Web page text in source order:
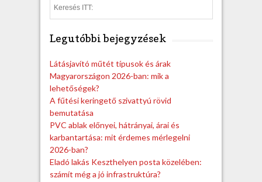
e
Legutóbbi bejegyzések
Látásjavító műtét típusok és árak
Magyarországon 2026-ban: mik a
lehetőségek?
A fűtési keringető szivattyú rövid
bemutatása
PVC ablak előnyei, hátrányai, árai és
karbantartása: mit érdemes mérlegelni
2026-ban?
Eladó lakás Keszthelyen posta közelében:
számít még a jó infrastruktúra?